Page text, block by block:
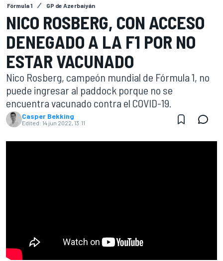
Fórmula 1 GP de Azerbaiyán
NICO ROSBERG, CON ACCESO
DENEGADO A LA F1 POR NO
ESTAR VACUNADO
Nico Rosberg, campeón mundial de Fórmula 1, no
puede ingresar al paddock porque no se
encuentra vacunado contra el COVID-19.
Casper Bekking
Edited: 14 jun 2022, 13:11